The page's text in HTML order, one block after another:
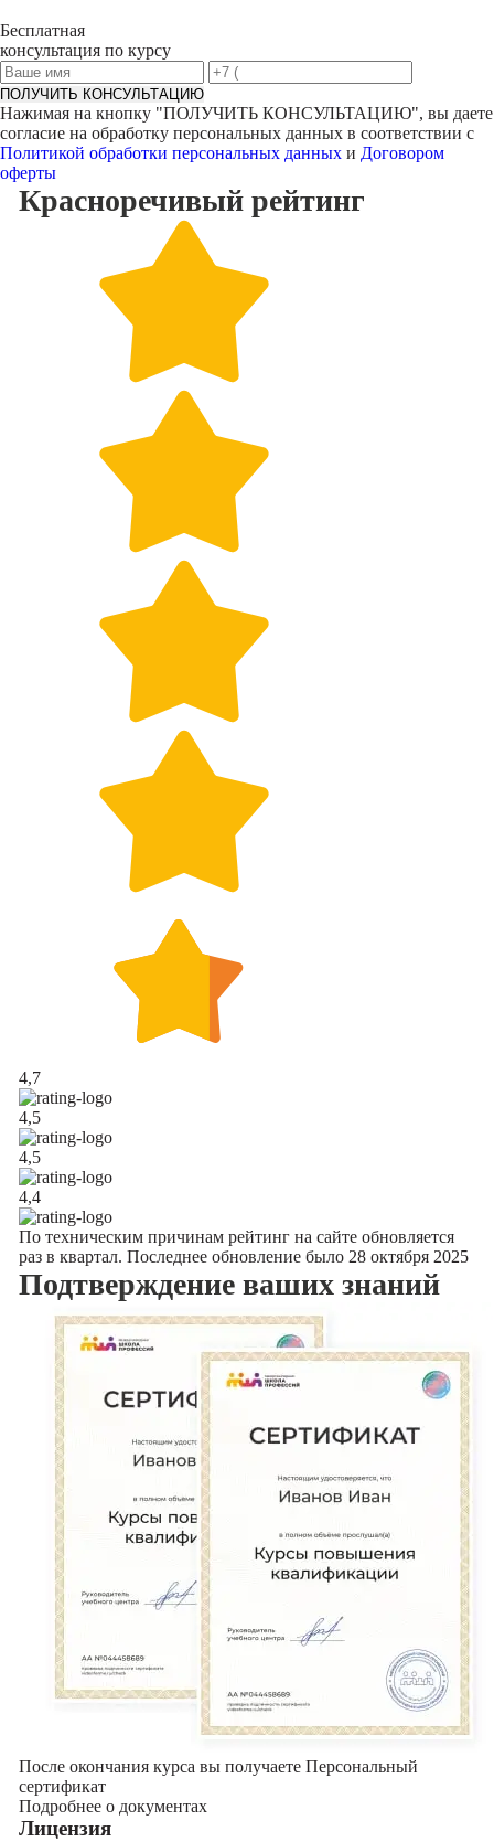
Бесплатная
консультация по курсу
ПОЛУЧИТЬ КОНСУЛЬТАЦИЮ
Нажимая на кнопку "ПОЛУЧИТЬ КОНСУЛЬТАЦИЮ", вы даете
согласие на обработку персональных данных в соответствии с
Политикой обработки персональных данных и Договором
оферты
Красноречивый рейтинг
4,7
4,5
4,5
4,4
По техническим причинам рейтинг на сайте обновляется
раз в квартал. Последнее обновление было 28 октября 2025
Подтверждение ваших знаний
После окончания курса вы получаете Персональный
сертификат
Подробнее о документах
Лицензия